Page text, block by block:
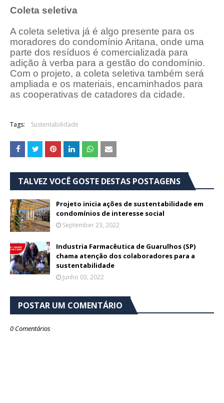
Coleta seletiva
A coleta seletiva já é algo presente para os
moradores do condomínio Aritana, onde uma
parte dos resíduos é comercializada para
adição à verba para a gestão do condomínio.
Com o projeto, a coleta seletiva também será
ampliada e os materiais, encaminhados para
as cooperativas de catadores da cidade.
Tags: Sustentabilidade
TALVEZ VOCÊ GOSTE DESTAS POSTAGENS
Projeto inicia ações de sustentabilidade em
condomínios de interesse social
September 23, 2022
Industria Farmacêutica de Guarulhos (SP)
chama atenção dos colaboradores para a
sustentabilidade
Junho 03, 2022
POSTAR UM COMENTÁRIO
0 Comentários